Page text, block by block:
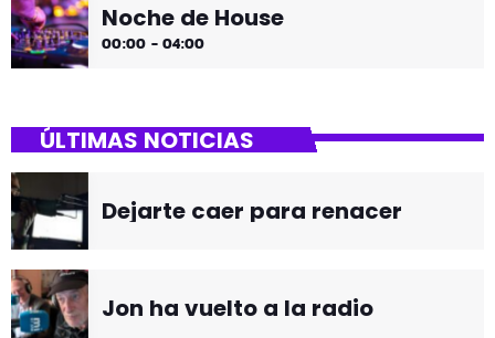
Noche de House
00:00 - 04:00
ÚLTIMAS NOTICIAS
Dejarte caer para renacer
Jon ha vuelto a la radio